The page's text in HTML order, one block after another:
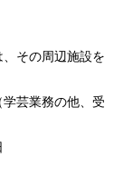
その周辺施設を
芸業務の他、受